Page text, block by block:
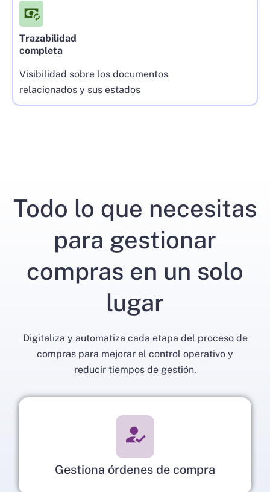
Trazabilidad
completa
Visibilidad sobre los documentos
relacionados y sus estados
Todo lo que necesitas
para gestionar
compras en un solo
lugar
Digitaliza y automatiza cada etapa del proceso de
compras para mejorar el control operativo y
reducir tiempos de gestión.
Gestiona órdenes de compra